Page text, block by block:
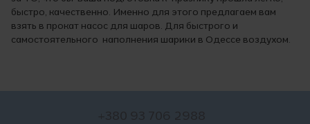
быстро, качественно. Именно для этого предлагаем вам
взять в прокат насос для шаров. Для быстрого и
самостоятельного наполнения шарики в Одессе воздухом.